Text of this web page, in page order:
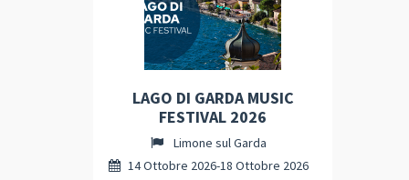
LAGO DI GARDA MUSIC
FESTIVAL 2026
Limone sul Garda
14 Ottobre 2026-18 Ottobre 2026